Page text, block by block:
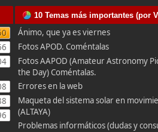
10 Temas más importantes (por
Ánimo, que ya es viernes
Fotos APOD. Coméntalas
Fotos AAPOD (Amateur Astronomy
the Day) Coméntalas.
Errores en la web
Maqueta del sistema solar en
(ALTAYA)
Problemas informáticos (dudas y